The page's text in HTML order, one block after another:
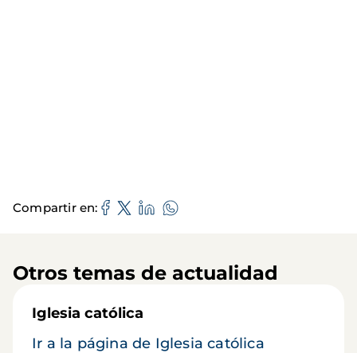
Compartir en
Otros temas de actualidad
Iglesia católica
Ir a la página de Iglesia católica